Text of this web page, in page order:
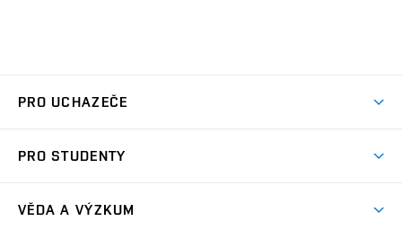
PRO UCHAZEČE
Ambasadoři studia
PRO STUDENTY
VĚDA A VÝZKUM